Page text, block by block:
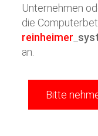
Unternehmen
die
reinheimer
an.
Bitte